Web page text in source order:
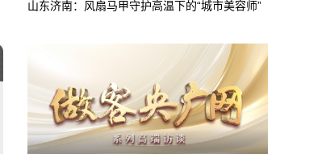
山东济南：风扇马甲守护高温下的“城市美容师”